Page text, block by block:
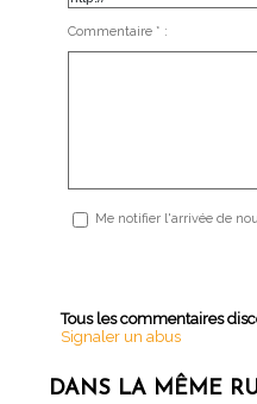
Commentaire * :
Me notifier l'arrivée de
Tous les commentaires
Signaler un abus
DANS LA MÊME